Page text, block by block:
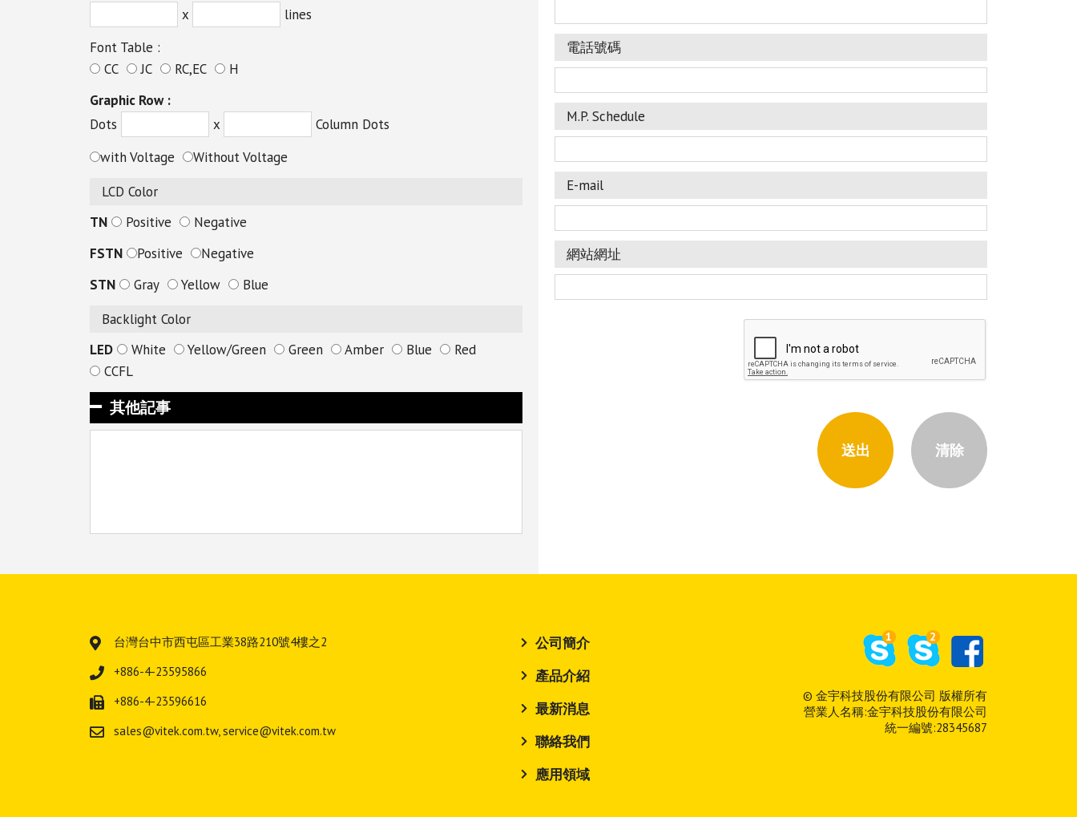
x
lines
Font Table :
CC
JC RC,EC
H
Graphic Row :
Dots
x
Column Dots
with Voltage
Without Voltage
LCD Color
TN
Positive
Negative
FSTN
Positive
Negative
STN
Gray Yellow
Blue
Backlight Color
LED
White Yellow/Green Green Amber Blue
Red
CCFL
其他記事
電話號碼
M.P. Schedule
E-mail
網站網址
送出 清除
台灣台中市西屯區工業38路210號4樓之2
+886-4-23595866
+886-4-23596616
sales@vitek.com.tw,service@vitek.com.tw
公司簡介
產品介紹
最新消息
聯絡我們
應用領域
1 2
© 金宇科技股份有限公司 版權所有
營業人名稱:金宇科技股份有限公司
統一編號:28345687